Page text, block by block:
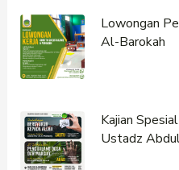
Lowongan
Al-Barokah
Kajian
Ustadz